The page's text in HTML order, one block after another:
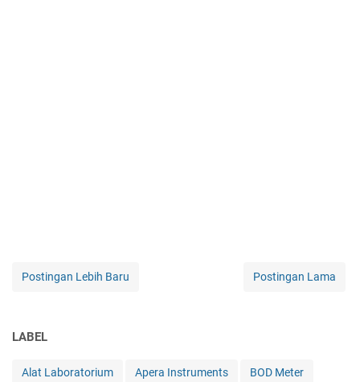
Postingan Lebih Baru Postingan Lama
LABEL
Alat Laboratorium Apera Instruments BOD Meter